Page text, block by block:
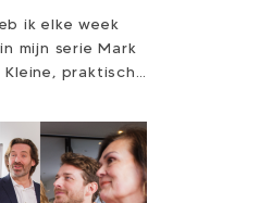
ik elke week
mijn serie Mark
praktische
creëren...
hoge kosten.
mee, reageren
En sommige